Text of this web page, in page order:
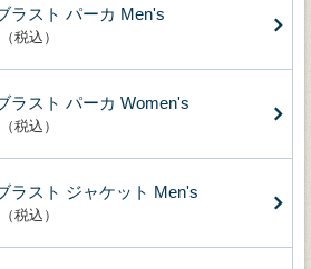
ラスト パーカ Men's
税込）
ラスト パーカ Women's
税込）
ラスト ジャケット Men's
税込）